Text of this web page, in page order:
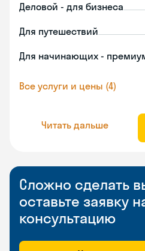
Деловой - для бизнеса
Для путешествий
Для начинающих -
Все услуги и цены (4)
Читать дальше
Сложно сделать
оставьте заявку
консультацию